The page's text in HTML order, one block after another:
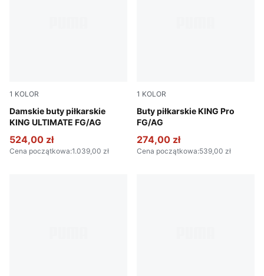
1 KOLOR
Damskie buty piłkarskie
KING ULTIMATE FG/AG
PUMA Silver-PUMA Black-Sun Struck-PUMA White
524,00 zł
Cena początkowa:1.039,00 zł
1 KOLOR
Buty piłkarskie KING Pro
FG/AG
PUMA Silver-PUMA Black-
274,00 zł
Cena początkowa:539,00 zł